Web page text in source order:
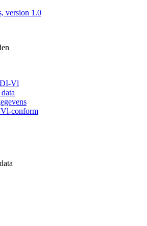
version 1.0
Vl
conform